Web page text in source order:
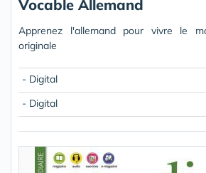
Vocable Allemand
Apprenez l'allemand pour vivre le
originale
- Digital
- Digital